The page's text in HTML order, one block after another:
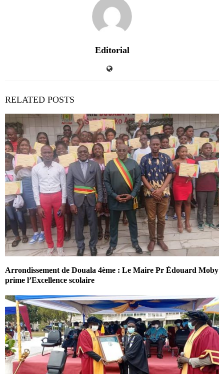
Editorial
RELATED POSTS
Arrondissement de Douala 4ème : Le Maire Pr Édouard Moby
prime l’Excellence scolaire